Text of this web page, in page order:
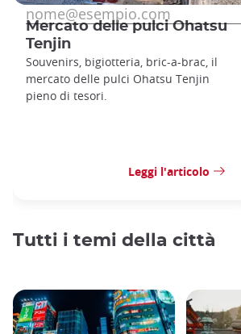
Mercato delle pulci Ohatsu
Tenjin
Souvenirs, bigiotteria, bric-a-brac, il
mercato delle pulci Ohatsu Tenjin
pieno di tesori.
Leggi l'articolo
Tutti i temi della città